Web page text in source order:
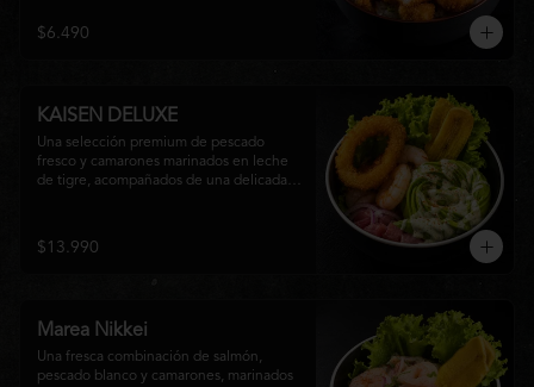
sabores que equilibra lo crocante, lo
fresco y lo cremoso en cada bocado.
$6.490
KAISEN DELUXE
Una selección premium de pescado
fresco y camarones marinados en leche
de tigre, acompañados de una delicada
que combina frescura, textura y
elegancia en cada bocado.
$13.990
Marea Nikkei
Una fresca combinación de salmón,
pescado blanco y camarones, marinados